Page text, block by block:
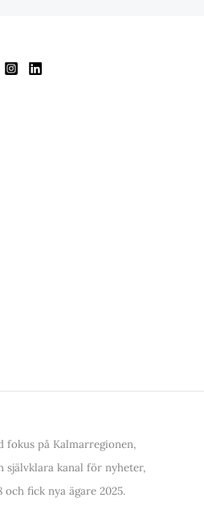
fokus på Kalmarregionen,
kanal för nyheter,
och fick nya ägare 2025.